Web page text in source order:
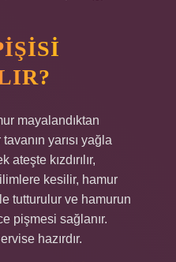
mayalandıktan
yarısı yağla
kızdırılır,
kesilir, hamur
tutturulur ve hamurun
pişmesi sağlanır.
hazırdır.